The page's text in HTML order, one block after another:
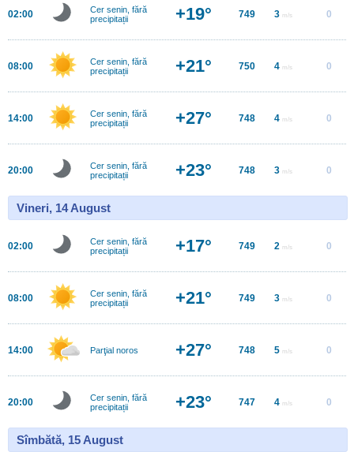
02:00
Cer senin, fără
precipitații
+19° 749 3 m/s 0
08:00
Cer senin, fără
precipitații
+21° 750 4 m/s 0
14:00
Cer senin, fără
precipitații
+27° 748 4 m/s 0
20:00
Cer senin, fără
precipitații
+23° 748 3 m/s 0
Vineri, 14 August
02:00
Cer senin, fără
precipitații
+17° 749 2 m/s 0
08:00
Cer senin, fără
precipitații
+21° 749 3 m/s 0
14:00 Parţial noros +27° 748 5 m/s 0
20:00
Cer senin, fără
precipitații
+23° 747 4 m/s 0
Sîmbătă, 15 August